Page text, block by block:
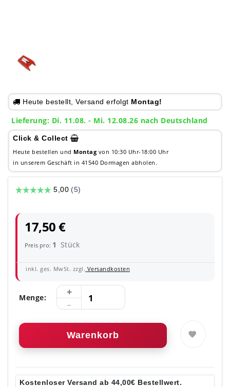
Heute bestellt, Versand erfolgt Montag!
Lieferung: Di. 11.08. - Mi. 12.08.26 nach Deutschland
Click & Collect
Heute bestellen und Montag von 10:30 Uhr-18:00 Uhr
in unserem Geschäft in 41540 Dormagen abholen.
17,50 €
Preis pro: 1 Stück
inkl. ges. MwSt. zzgl. Versandkosten
Menge:
Warenkorb
Kostenloser Versand ab 44,00€ Bestellwert.